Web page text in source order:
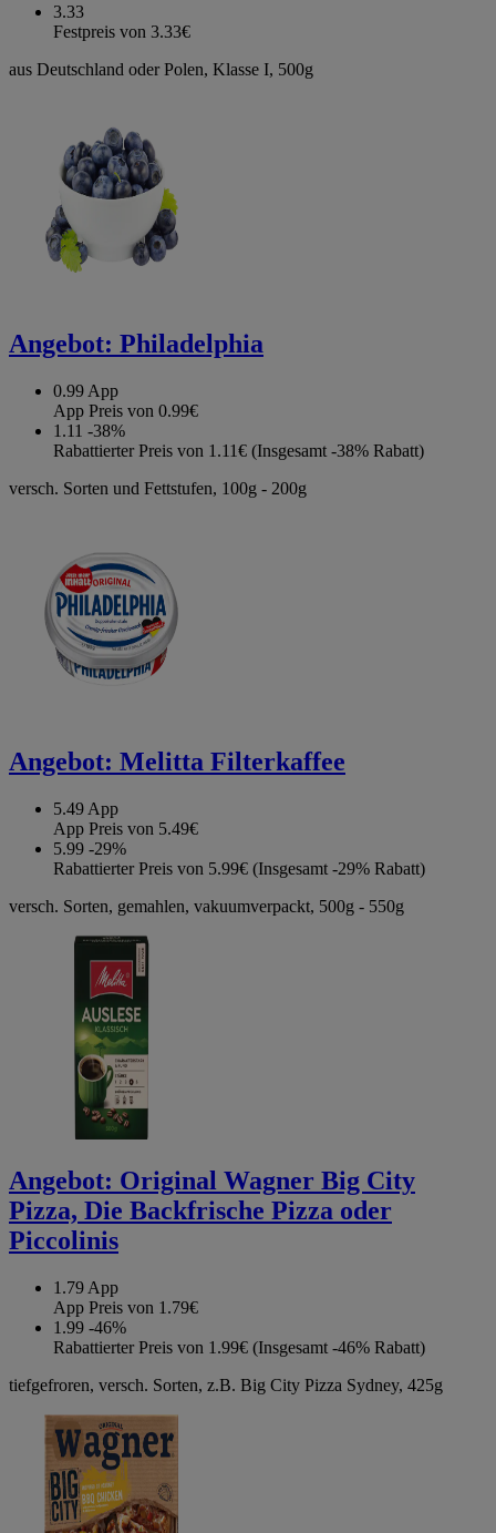
3.33
Festpreis von 3.33€
aus Deutschland oder Polen, Klasse I, 500g
Angebot: Philadelphia
0.99 App
App Preis von 0.99€
1.11 -38%
Rabattierter Preis von 1.11€ (Insgesamt -38% Rabatt)
versch. Sorten und Fettstufen, 100g - 200g
Angebot: Melitta Filterkaffee
5.49 App
App Preis von 5.49€
5.99 -29%
Rabattierter Preis von 5.99€ (Insgesamt -29% Rabatt)
versch. Sorten, gemahlen, vakuumverpackt, 500g - 550g
Angebot: Original Wagner Big City
Pizza, Die Backfrische Pizza oder
Piccolinis
1.79 App
App Preis von 1.79€
1.99 -46%
Rabattierter Preis von 1.99€ (Insgesamt -46% Rabatt)
tiefgefroren, versch. Sorten, z.B. Big City Pizza Sydney, 425g